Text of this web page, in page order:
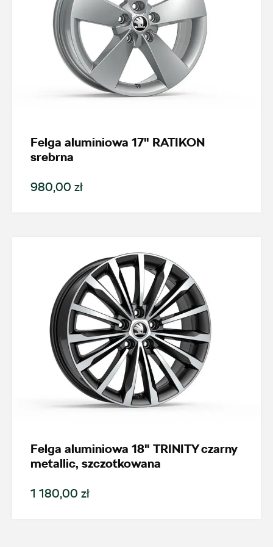
Felga aluminiowa 17" RATIKON
srebrna
980,00 zł
Felga aluminiowa 18" TRINITY czarny
metallic, szczotkowana
1 180,00 zł
Auto Śliwka
ul. Kościuszki 94, Katowice
+48 326 066 822
magazyn.katowice@autosliwka.pl
Auto Śliwka
ul. 3 Maja 60, Sosnowiec
Auto Śliwka
ul. Plutonowego Szkubacza 4, Zabrze
+48 322 779 067
magazyn.zabrze@autosliwka.pl
ul. Wrocławska 159, Wałbrzych